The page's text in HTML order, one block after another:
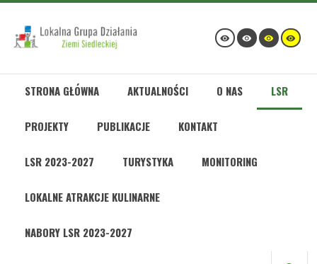
STRONA GŁÓWNA AKTUALNOŚCI O NAS LSR
PROJEKTY PUBLIKACJE KONTAKT
LSR 2023-2027 TURYSTYKA MONITORING
LOKALNE ATRAKCJE KULINARNE
NABORY LSR 2023-2027